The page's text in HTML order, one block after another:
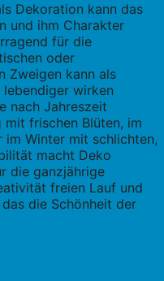
Dekoration kann das
und ihm Charakter
für die
oder
Zweigen kann als
lebendiger wirken
nach Jahreszeit
mit frischen Blüten, im
Winter mit schlichten,
macht Deko
die ganzjährige
freien Lauf und
die Schönheit der